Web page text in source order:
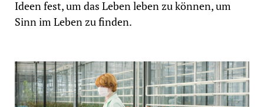
Ideen fest, um das Leben leben zu können, um
Sinn im Leben zu finden.